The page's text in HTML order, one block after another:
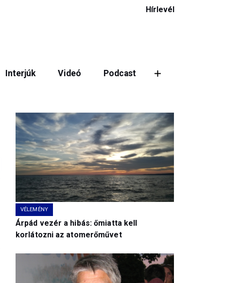
Hírlevél
Interjúk Videó Podcast
Megosztás
VÉLEMÉNY
Árpád vezér a hibás: őmiatta kell
korlátozni az atomerőművet